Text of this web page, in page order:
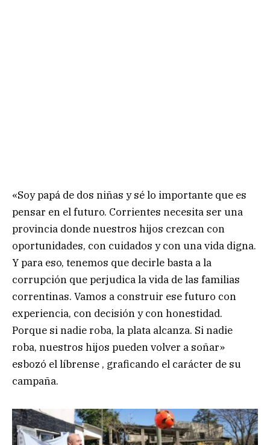
«Soy papá de dos niñas y sé lo importante que es
pensar en el futuro. Corrientes necesita ser una
provincia donde nuestros hijos crezcan con
oportunidades, con cuidados y con una vida digna.
Y para eso, tenemos que decirle basta a la
corrupción que perjudica la vida de las familias
correntinas. Vamos a construir ese futuro con
experiencia, con decisión y con honestidad.
Porque si nadie roba, la plata alcanza. Si nadie
roba, nuestros hijos pueden volver a soñar»
esbozó el líbrense , graficando el carácter de su
campaña.